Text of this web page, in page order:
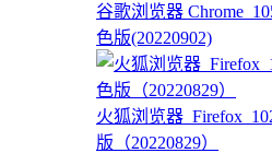
谷歌浏览器
色版(20220902)
火狐浏览器
版（20220829）